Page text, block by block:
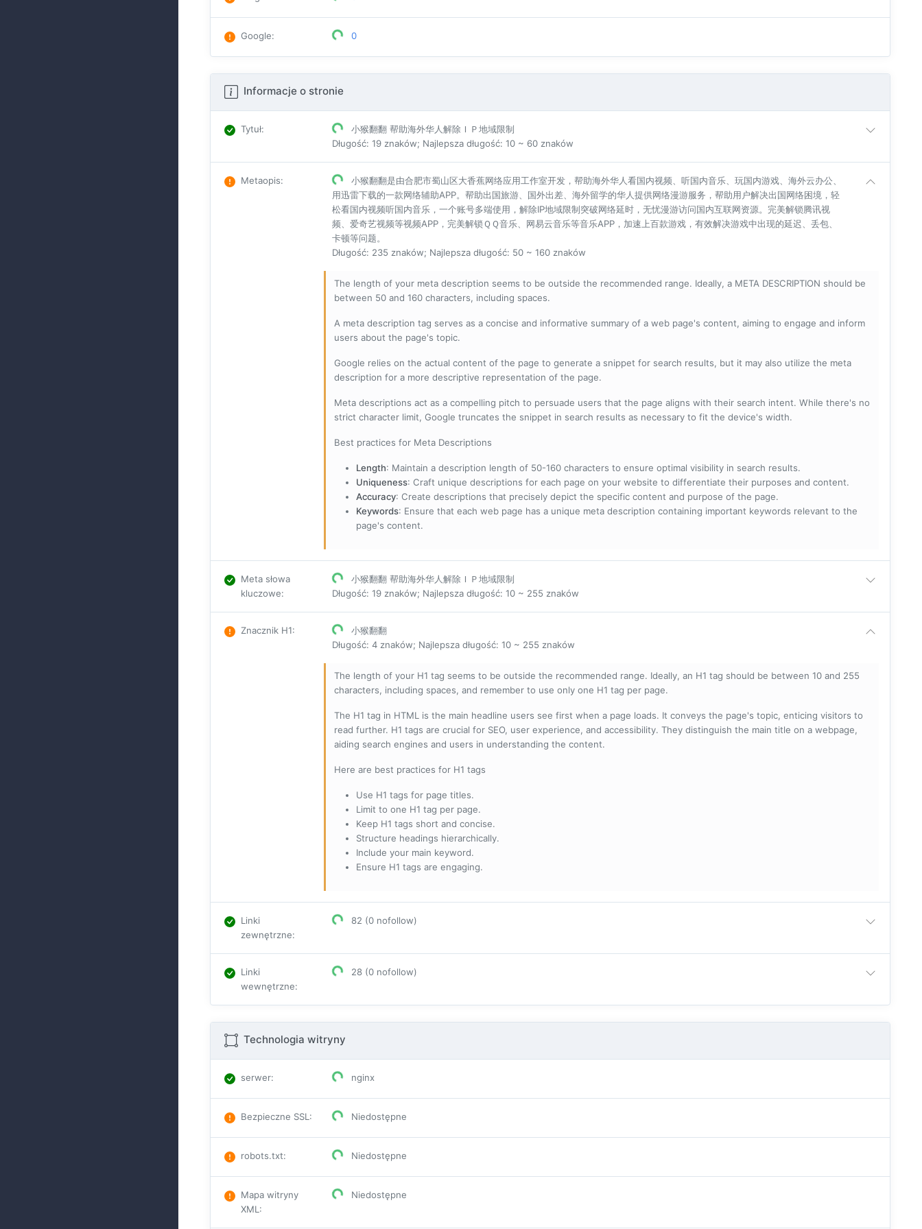
Google: 0
Informacje o stronie
Tytuł:
小猴翻翻 帮助海外华人解除ＩＰ地域限制
Długość: 19 znaków; Najlepsza długość: 10 ~ 60 znaków
Metaopis:
小猴翻翻是由合肥市蜀山区大香蕉网络应用工作室开发，帮助海外华人看国内视频、听国内音乐、玩国内游戏、海外云办公、
用迅雷下载的一款网络辅助APP。帮助出国旅游、国外出差、海外留学的华人提供网络漫游服务，帮助用户解决出国网络困境，轻
松看国内视频听国内音乐，一个账号多端使用，解除IP地域限制突破网络延时，无忧漫游访问国内互联网资源。完美解锁腾讯视
频、爱奇艺视频等视频APP，完美解锁ＱＱ音乐、网易云音乐等音乐APP，加速上百款游戏，有效解决游戏中出现的延迟、丢包、
卡顿等问题。
Długość: 235 znaków; Najlepsza długość: 50 ~ 160 znaków
The length of your meta description seems to be outside the recommended range. Ideally, a META DESCRIPTION should be
between 50 and 160 characters, including spaces.
A meta description tag serves as a concise and informative summary of a web page's content, aiming to engage and inform
users about the page's topic.
Google relies on the actual content of the page to generate a snippet for search results, but it may also utilize the meta
description for a more descriptive representation of the page.
Meta descriptions act as a compelling pitch to persuade users that the page aligns with their search intent. While there's no
strict character limit, Google truncates the snippet in search results as necessary to fit the device's width.
Best practices for Meta Descriptions
Length: Maintain a description length of 50-160 characters to ensure optimal visibility in search results.
Uniqueness: Craft unique descriptions for each page on your website to differentiate their purposes and content.
Accuracy: Create descriptions that precisely depict the specific content and purpose of the page.
Keywords: Ensure that each web page has a unique meta description containing important keywords relevant to the
page's content.
Meta słowa
kluczowe:
小猴翻翻 帮助海外华人解除ＩＰ地域限制
Długość: 19 znaków; Najlepsza długość: 10 ~ 255 znaków
Znacznik H1:
小猴翻翻
Długość: 4 znaków; Najlepsza długość: 10 ~ 255 znaków
The length of your H1 tag seems to be outside the recommended range. Ideally, an H1 tag should be between 10 and 255
characters, including spaces, and remember to use only one H1 tag per page.
The H1 tag in HTML is the main headline users see first when a page loads. It conveys the page's topic, enticing visitors to
read further. H1 tags are crucial for SEO, user experience, and accessibility. They distinguish the main title on a webpage,
aiding search engines and users in understanding the content.
Here are best practices for H1 tags
Use H1 tags for page titles.
Limit to one H1 tag per page.
Keep H1 tags short and concise.
Structure headings hierarchically.
Include your main keyword.
Ensure H1 tags are engaging.
Linki
zewnętrzne:
82 (0 nofollow)
Linki
wewnętrzne:
28 (0 nofollow)
Technologia witryny
serwer: nginx
Bezpieczne SSL: Niedostępne
robots.txt: Niedostępne
Mapa witryny
XML:
Niedostępne